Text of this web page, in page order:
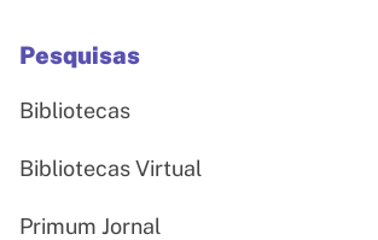
Pesquisas
Bibliotecas
Bibliotecas Virtual
Primum Jornal